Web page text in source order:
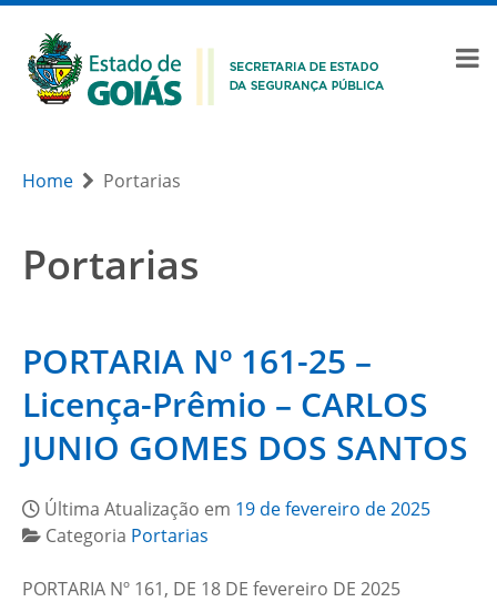
Home Portarias
Portarias
PORTARIA Nº 161-25 –
Licença-Prêmio – CARLOS
JUNIO GOMES DOS SANTOS
Última Atualização em 19 de fevereiro de 2025
Categoria Portarias
PORTARIA Nº 161, DE 18 DE fevereiro DE 2025